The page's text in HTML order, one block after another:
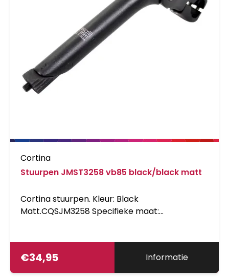
Cortina
Stuurpen JMST3258 vb85 black/black matt
Cortina stuurpen. Kleur: Black
Matt.CQSJM3258 Specifieke maat:
€34,95 Informatie